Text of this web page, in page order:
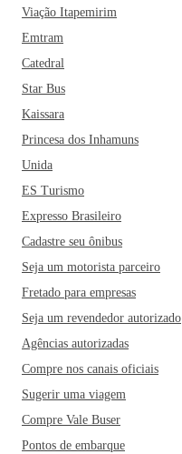
Viação Itapemirim
Emtram
Catedral
Star Bus
Kaissara
Princesa dos Inhamuns
Unida
ES Turismo
Expresso Brasileiro
Cadastre seu ônibus
Seja um motorista parceiro
Fretado para empresas
Seja um revendedor autorizado
Agências autorizadas
Compre nos canais oficiais
Sugerir uma viagem
Compre Vale Buser
Pontos de embarque